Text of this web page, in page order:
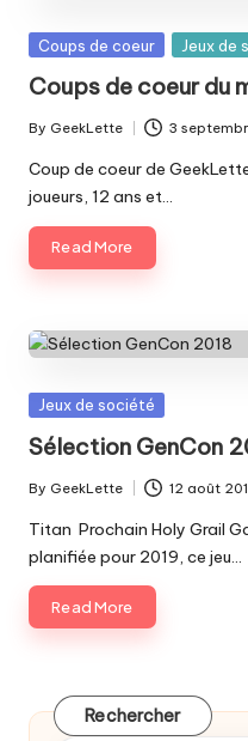
Posted
Coups de coeur Jeux de
Coups de coeur du
Posted
by
By GeekLette 3
Coup de coeur de
joueurs, 12 ans et…
Read More
Posted
Jeux de société
Sélection GenCon
Posted
by
By GeekLette 12 août
Titan Prochain Holy Grail
planifiée pour 2019, ce jeu…
Read More
Rechercher